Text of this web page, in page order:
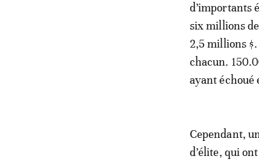
d’importants
six millions
2,5 millions
chacun.
ayant échoué
Cependant,
d’élite, qui